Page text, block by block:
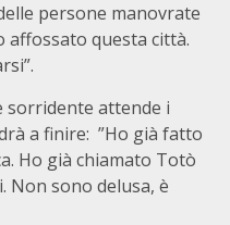
persone manovrate
questa città.
sorridente attende i
a finire: ”Ho già fatto
Ho già chiamato Totò
Non sono delusa, è